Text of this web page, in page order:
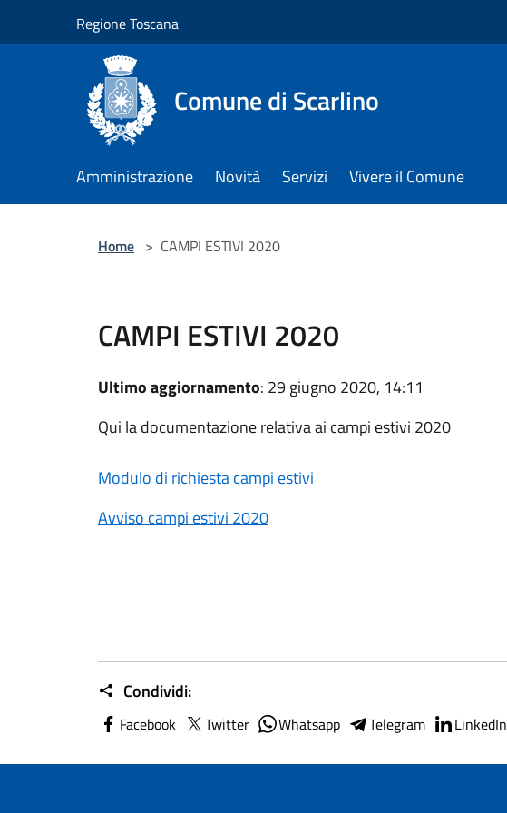
Regione Toscana
Comune di Scarlino
Amministrazione Novità Servizi Vivere il Comune
Home > CAMPI ESTIVI 2020
CAMPI ESTIVI 2020
Ultimo aggiornamento: 29 giugno 2020, 14:11
Qui la documentazione relativa ai campi estivi 2020
Modulo di richiesta campi estivi
Avviso campi estivi 2020
Condividi:
Facebook Twitter Whatsapp Telegram LinkedIn